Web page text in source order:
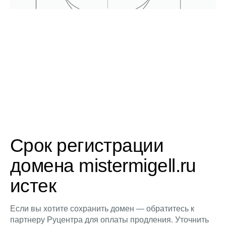
Срок регистрации
домена mistermigell.ru
истек
Если вы хотите сохранить домен — обратитесь к
партнеру Руцентра для оплаты продления. Уточнить